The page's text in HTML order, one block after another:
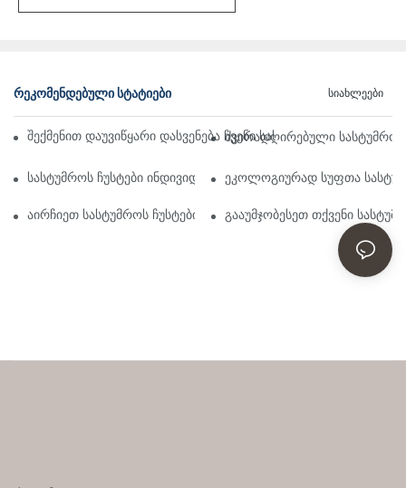
ᲠᲔᲙᲝᲛᲔᲜᲓᲔᲑᲣᲚᲘ ᲡᲢᲐᲢᲘᲔᲑᲘ Სიახლეები
შექმენით დაუვიწყარი დასვენება ჩვენი სასტუმროს ჩუსტების
ძვირადღირებული სასტუმროს
სასტუმროს ჩუსტები ინდივიდუალურად: ვარიანტები და
ეკოლოგიურად სუფთა
აირჩიეთ სასტუმროს ჩუსტების ფართო არჩევანიდან
გააუმჯობესეთ თქვენი